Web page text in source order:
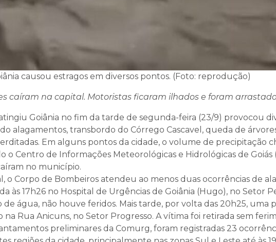
causou estragos em diversos pontos. (Foto: reprodução)
caíram na capital. Motoristas ficaram ilhados e foram
Goiânia no fim da tarde de segunda-feira (23/9) provocou
alagamentos, transbordo do Córrego Cascavel, queda de
Em alguns pontos da cidade, o volume de precipitação
o Centro de Informações Meteorológicas e Hidrológicas de Goiás
no município.
o Corpo de Bombeiros atendeu ao menos duas ocorrências de
às 17h26 no Hospital de Urgências de Goiânia (Hugo), no Setor
água, não houve feridos. Mais tarde, por volta das 20h25, uma
Rua Anicuns, no Setor Progresso. A vítima foi retirada sem
preliminares da Comurg, foram registradas 23